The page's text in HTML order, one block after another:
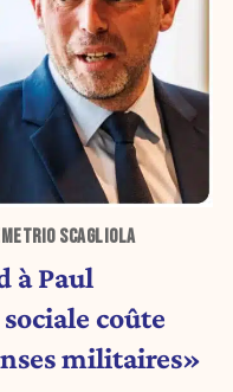
SCAGLIOLA
à Paul
coûte
dépenses militaires»